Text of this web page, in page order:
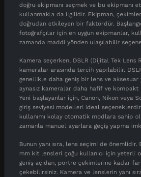
doğru ekipmanı seçmek ve bu ekipmanı
kullanmakla da ilgilidir. Ekipman,
doğrudan etkileyen bir faktördür.
fotoğrafçılar için en uygun ekipmanlar,
zamanda maddi yönden ulaşılabilir
Kamera seçerken, DSLR (Dijital Tek Lens
kameralar arasında tercih yapılabilir.
genellikle daha geniş bir lens ve aksesuar
aynasız kameralar daha hafif ve kompakt
Yeni başlayanlar için, Canon, Nikon veya
giriş seviyesi modelleri ideal
kullanımı kolay otomatik modlara sahip
zamanla manuel ayarlara geçiş yapma
Bunun yanı sıra, lens seçimi de önemlidir.
mm kit lensleri çoğu kullanıcı için yeterli
geniş açıdan, portre çekimlerine kadar
çekebilirsiniz. Kamera ve lenslerin yanı